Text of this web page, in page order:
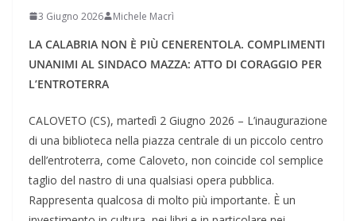
3 Giugno 2026 Michele Macrì
LA CALABRIA NON È PIÙ CENERENTOLA. COMPLIMENTI
UNANIMI AL SINDACO MAZZA: ATTO DI CORAGGIO PER
L’ENTROTERRA
CALOVETO (CS), martedì 2 Giugno 2026 – L’inaugurazione
di una biblioteca nella piazza centrale di un piccolo centro
dell’entroterra, come Caloveto, non coincide col semplice
taglio del nastro di una qualsiasi opera pubblica.
Rappresenta qualcosa di molto più importante. È un